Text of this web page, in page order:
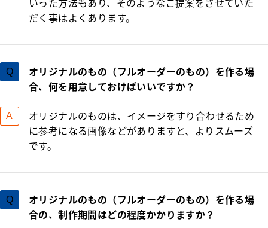
だく事はよくあります。
オリジナルのもの（フルオーダーのもの）を作る場
合、何を用意しておけばいいですか？
オリジナルのものは、イメージをすり合わせるため
に参考になる画像などがありますと、よりスムーズ
です。
オリジナルのもの（フルオーダーのもの）を作る場
合の、制作期間はどの程度かかりますか？